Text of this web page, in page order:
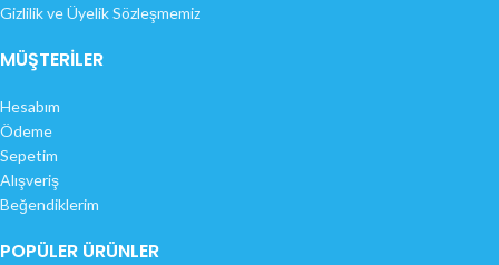
Gizlilik ve Üyelik Sözleşmemiz
MÜŞTERİLER
Hesabım
Ödeme
Sepetim
Alışveriş
Beğendiklerim
POPÜLER ÜRÜNLER